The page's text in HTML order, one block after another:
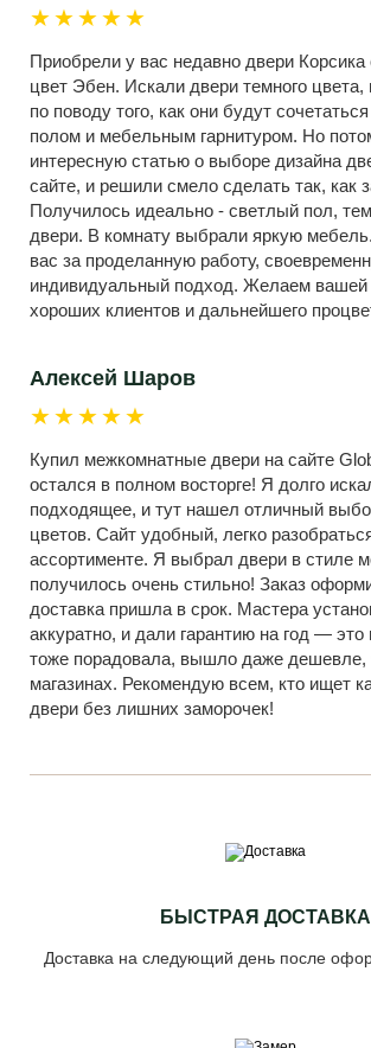
★★★★★
Приобрели у вас недавно двери Корсика
цвет Эбен. Искали двери темного цвета,
по поводу того, как они будут
полом и мебельным гарнитуром. Но
интересную статью о выборе дизайна
сайте, и решили смело сделать так, как
Получилось идеально - светлый пол,
двери. В комнату выбрали яркую
вас за проделанную работу,
индивидуальный подход. Желаем вашей
хороших клиентов и дальнейшего
Алексей Шаров
★★★★★
Купил межкомнатные двери на сайте
остался в полном восторге! Я долго
подходящее, и тут нашел отличный
цветов. Сайт удобный, легко
ассортименте. Я выбрал двери в стиле
получилось очень стильно! Заказ
доставка пришла в срок. Мастера
аккуратно, и дали гарантию на год — это
тоже порадовала, вышло даже дешевле,
магазинах. Рекомендую всем, кто ищет
двери без лишних заморочек!
БЫСТРАЯ ДОСТАВКА
Доставка на следующий день после